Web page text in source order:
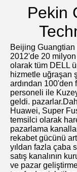
Pekin
Beijing
2012'de 20
olarak tüm DELL
hizmetle uğraşan
ardından 100'den
personeli ile
geldi.
Huawei, Super
temsilci olarak
pazarlama
rekabet gücünü
yıldan fazla çaba
satış kanalının
ve pazar